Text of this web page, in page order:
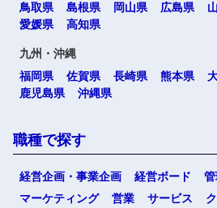
鳥取県
島根県 岡山県 広島県
愛媛県
高知県
九州・沖縄
福岡県
佐賀県 長崎県 熊本県
鹿児島県
沖縄県
職種で探す
経営企画・事業企画 経営ボード
マーケティング
営業 サービス